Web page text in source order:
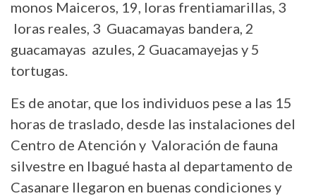
monos Maiceros, 19, loras frentiamarillas, 3
loras reales, 3 Guacamayas bandera, 2
guacamayas azules, 2 Guacamayejas y 5
tortugas.
Es de anotar, que los individuos pese a las 15
horas de traslado, desde las instalaciones del
Centro de Atención y Valoración de fauna
silvestre en Ibagué hasta al departamento de
Casanare llegaron en buenas condiciones y